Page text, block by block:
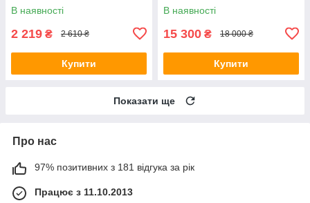
В наявності
2 219 ₴ 2 610 ₴
Купити
В наявності
15 300 ₴ 18 000 ₴
Купити
Показати ще
Про нас
97% позитивних з 181 відгука за рік
Працює з 11.10.2013